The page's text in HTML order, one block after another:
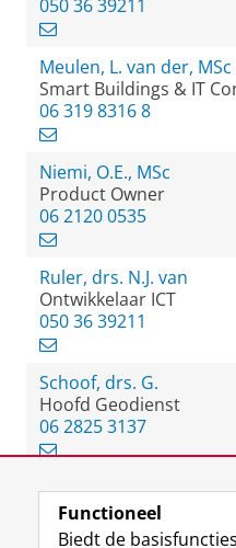
050 36 39211
Meulen, L. van der, MSc
Smart Buildings & IT
‭06 319 8316 8‬
Niemi, O.E., MSc
Product Owner
06 2120 0535
Ruler, drs. N.J. van
Ontwikkelaar ICT
050 36 39211
Schoof, drs. G.
Hoofd Geodienst
06 2825 3137
View this page in:English
Functioneel
Biedt de